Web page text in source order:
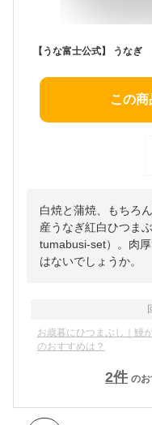
この
白焼と蒲焼、もちろ
産うなぎ紅白ひつま
tumabusi-set）。肉
はないでしょうか。
お歳暮にひつまぶし｜鰻
のおすすめは？
2件 の